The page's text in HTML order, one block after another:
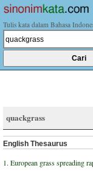
Tulis kata dalam Bahasa
quackgrass
English Thesaurus
1. European grass spreading